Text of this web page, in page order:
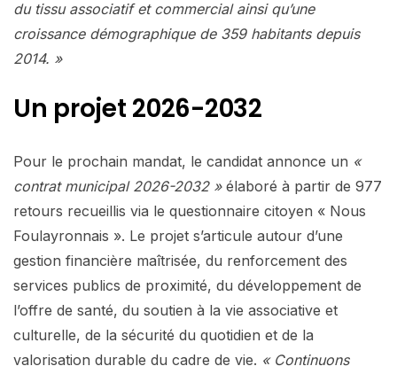
du tissu associatif et commercial ainsi qu’une
croissance démographique de 359 habitants depuis
2014. »
Un projet 2026-2032
Pour le prochain mandat, le candidat annonce un «
contrat municipal 2026-2032 »élaboré à partir de 977
retours recueillis via le questionnaire citoyen « Nous
Foulayronnais ». Le projet s’articule autour d’une
gestion financière maîtrisée, du renforcement des
services publics de proximité, du développement de
l’offre de santé, du soutien à la vie associative et
culturelle, de la sécurité du quotidien et de la
valorisation durable du cadre de vie. « Continuons